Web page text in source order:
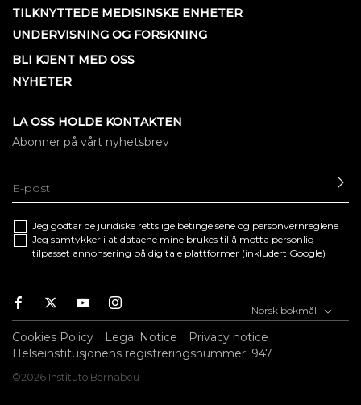
TILKNYTTEDE MEDISINSKE ENHETER
UNDERVISNING OG FORSKNING
BLI KJENT MED OSS
NYHETER
LA OSS HOLDE KONTAKTEN
Abonner på vårt nyhetsbrev
Jeg godtar de juridiske rettslige betingelsene og personvernreglene
Jeg samtykker i at dataene mine brukes til å motta personlig
tilpasset annonsering på digitale plattformer (inkludert Google)
Facebook
TwitterYoutubeInstagram Norsk bokmål
Cookies Policy Legal Notice
Privacy notice
Helseinstitusjonens registreringsnummer: 947
©2026 Instituto Bernabeu